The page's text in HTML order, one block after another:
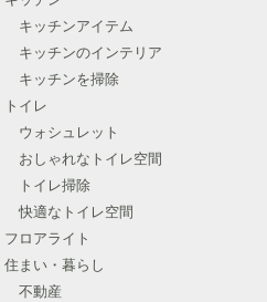
キッチンアイテム
キッチンのインテリア
キッチンを掃除
トイレ
ウォシュレット
おしゃれなトイレ空間
トイレ掃除
快適なトイレ空間
フロアライト
住まい・暮らし
不動産